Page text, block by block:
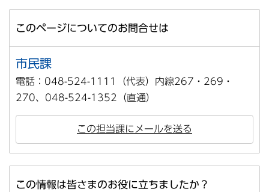
このページについてのお問合せは
市民課
電話：048-524-1111（代表）内線267・269・
270、048-524-1352（直通）
この担当課にメールを送る
この情報は皆さまのお役に立ちましたか？